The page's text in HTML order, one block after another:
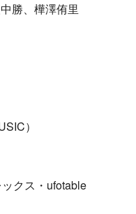
勝、樺澤侑里
）
クス・ufotable